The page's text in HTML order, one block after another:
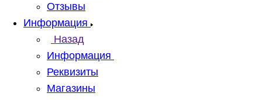
Отзывы
Информация
Назад
Информация
Реквизиты
Магазины